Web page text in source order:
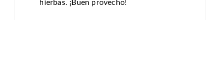
hierbas. ¡Buen provecho!